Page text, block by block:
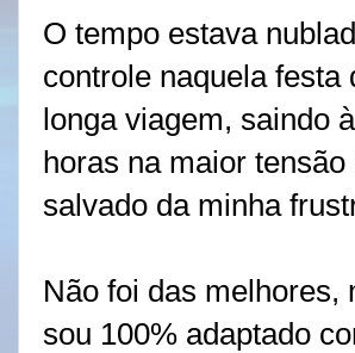
O tempo estava
controle naquela
longa viagem, saindo
horas na maior
salvado da minha
Não foi das melhores,
sou 100% adaptado